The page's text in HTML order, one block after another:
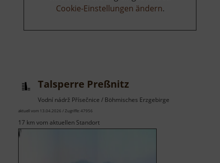
Cookie-Einstellungen ändern.
Talsperre Preßnitz
Vodní nádrž Přísečnice / Böhmisches Erzgebirge
aktuell vom 13.04.2026 / Zugriffe: 47956
17 km vom aktuellen Standort